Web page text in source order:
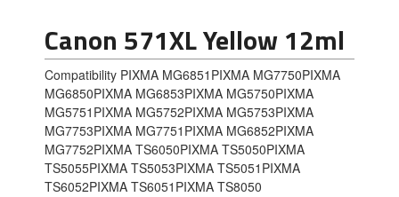
Canon 571XL Yellow 12ml
Compatibility PIXMA MG6851PIXMA MG7750PIXMA
MG6850PIXMA MG6853PIXMA MG5750PIXMA
MG5751PIXMA MG5752PIXMA MG5753PIXMA
MG7753PIXMA MG7751PIXMA MG6852PIXMA
MG7752PIXMA TS6050PIXMA TS5050PIXMA
TS5055PIXMA TS5053PIXMA TS5051PIXMA
TS6052PIXMA TS6051PIXMA TS8050